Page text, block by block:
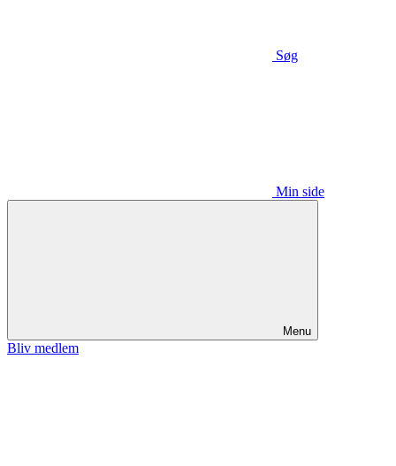
Søg
Min side
Menu
Bliv medlem